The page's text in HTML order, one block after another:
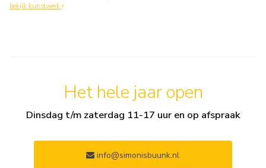
bekijk kunstwerk
Het hele jaar open
Dinsdag t/m zaterdag 11-17 uur en op afspraak
info@simonisbuunk.nl